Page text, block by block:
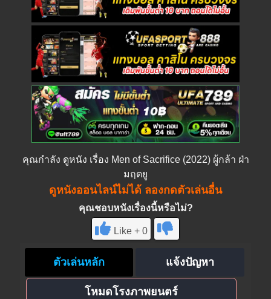
คุณกำลัง ดูหนัง เรื่อง Men of Sacrifice (2022) ผู้กล้า ฝ่า
มฤตยู
ดูหนังออนไลน์ไม่ได้ ลองกดตัวเล่นอื่น
คุณชอบหนังเรื่องนี้หรือไม่?
Like + 0
ตัวเล่นหลัก แจ้งปัญหา
โหมดโรงภาพยนตร์